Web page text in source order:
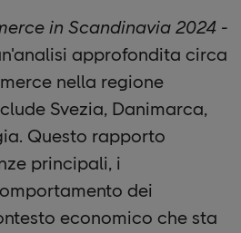
in Scandinavia 2024 -
approfondita circa
nella regione
Svezia, Danimarca,
Questo rapporto
principali, i
dei
economico che sta